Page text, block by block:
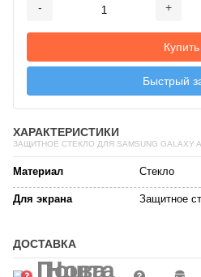
- +
Купить
Быстрый
ХАРАКТЕРИСТИКИ
ЗАЩИТНОЕ СТЕКЛО ДЛЯ SAMSUNG GALAXY
Материал Стекло
Для экрана Защитное
ДОСТАВКА